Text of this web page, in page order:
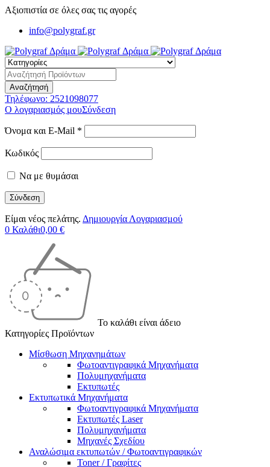
Αξιοπιστία σε όλες σας τις αγορές
info@polygraf.gr
Τηλέφωνο: 2521098077
Ο λογαριασμός μουΣύνδεση
Όνομα και E-Mail *
Κωδικός
Να με θυμάσαι
Είμαι νέος πελάτης. Δημιουργία Λογαριασμού
0 Καλάθι0,00 €
Το καλάθι είναι άδειο
Κατηγορίες Προϊόντων
Μίσθωση Μηχανημάτων
Φωτοαντιγραφικά Μηχανήματα
Πολυμηχανήματα
Εκτυπωτές
Εκτυπωτικά Μηχανήματα
Φωτοαντιγραφικά Μηχανήματα
Εκτυπωτές Laser
Πολυμηχανήματα
Μηχανές Σχεδίου
Αναλώσιμα εκτυπωτών / Φωτοαντιγραφικών
Toner / Γραφίτες